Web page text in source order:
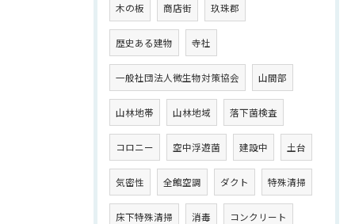
木の板 商店街 玖珠郡
歴史ある建物 寺社
一般社団法人微生物対策協会 山間部
山林地帯 山林地域 落下菌検査
コロニー 空中浮遊菌 建設中 土台
気密性 全館空調 ダクト 特殊清掃
床下特殊清掃 消毒 コンクリート